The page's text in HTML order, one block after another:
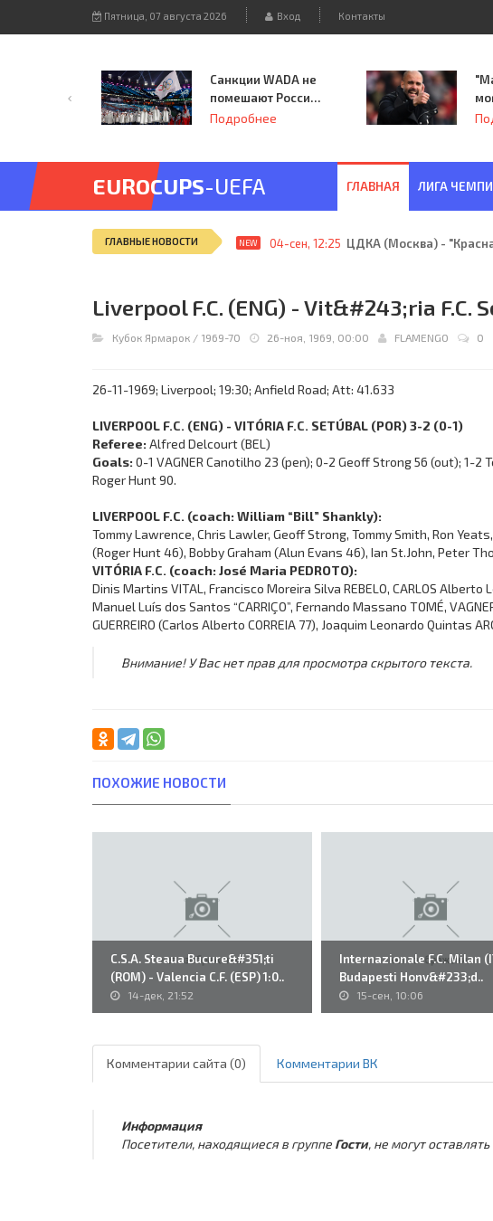
Пятница, 07 августа 2026 Вход Контакты
Санкции WADA не
помешают России
принять
Подробнее
из
EUROCUPS-UEFA ГЛАВНАЯ ЛИГА
ГЛАВНЫЕ НОВОСТИ NEW 04-сен, 12:25 ЦДКА (Москва) -
Liverpool F.C. (ENG) - Vit&#243;ria F.C.
Кубок Ярмарок / 1969-70 26-ноя, 1969, 00:00 FLAMENGO 0
26-11-1969; Liverpool; 19:30; Anfield Road; Att: 41.633
LIVERPOOL F.C. (ENG) - VITÓRIA F.C. SETÚBAL (POR) 3-2 (0-1)
Referee: Alfred Delcourt (BEL)
Goals: 0-1 VAGNER Canotilho 23 (pen); 0-2 Geoff Strong 56 (out); 1-2
Roger Hunt 90.
LIVERPOOL F.C. (coach: William “Bill” Shankly):
Tommy Lawrence, Chris Lawler, Geoff Strong, Tommy Smith, Ron
(Roger Hunt 46), Bobby Graham (Alun Evans 46), Ian St.John, Peter
VITÓRIA F.C. (coach: José Maria PEDROTO):
Dinis Martins VITAL, Francisco Moreira Silva REBELO, CARLOS Alberto
Manuel Luís dos Santos “CARRIÇO”, Fernando Massano TOMÉ,
GUERREIRO (Carlos Alberto CORREIA 77), Joaquim Leonardo Quintas
Внимание! У Вас нет прав для просмотра скрытого текста.
ПОХОЖИЕ НОВОСТИ
C.S.A. Steaua Bucure&#351;ti
(ROM) - Valencia C.F. (ESP) 1:0..
14-дек, 21:52
Internazionale F.C. Milan
Budapesti Honv&#233;d..
15-сен, 10:06
Комментарии сайта (0) Комментарии ВК
Информация
Посетители, находящиеся в группе Гости, не могут